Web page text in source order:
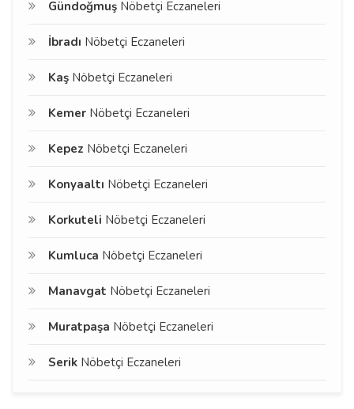
Gündoğmuş Nöbetçi Eczaneleri
İbradı Nöbetçi Eczaneleri
Kaş Nöbetçi Eczaneleri
Kemer Nöbetçi Eczaneleri
Kepez Nöbetçi Eczaneleri
Konyaaltı Nöbetçi Eczaneleri
Korkuteli Nöbetçi Eczaneleri
Kumluca Nöbetçi Eczaneleri
Manavgat Nöbetçi Eczaneleri
Muratpaşa Nöbetçi Eczaneleri
Serik Nöbetçi Eczaneleri